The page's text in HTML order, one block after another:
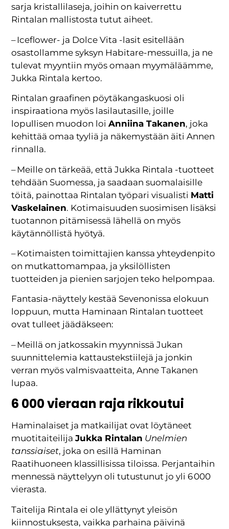
sarja kristallilaseja, joihin on kaiverrettu
Rintalan mallistosta tutut aiheet.
– Iceflower- ja Dolce Vita -lasit esitellään
osastollamme syksyn Habitare-messuilla, ja ne
tulevat myyntiin myös omaan myymäläämme,
Jukka Rintala kertoo.
Rintalan graafinen pöytäkangaskuosi oli
inspiraationa myös lasilautasille, joille
lopullisen muodon loiAnniina Takanen, joka
kehittää omaa tyyliä ja näkemystään äiti Annen
rinnalla.
– Meille on tärkeää, että Jukka Rintala -tuotteet
tehdään Suomessa, ja saadaan suomalaisille
töitä, painottaa Rintalan työpari visualisti Matti
Vaskelainen. Kotimaisuuden suosimisen lisäksi
tuotannon pitämisessä lähellä on myös
käytännöllistä hyötyä.
– Kotimaisten toimittajien kanssa yhteydenpito
on mutkattomampaa, ja yksilöllisten
tuotteiden ja pienien sarjojen teko helpompaa.
Fantasia-näyttely kestää Sevenonissa elokuun
loppuun, mutta Haminaan Rintalan tuotteet
ovat tulleet jäädäkseen:
– Meillä on jatkossakin myynnissä Jukan
suunnittelemia kattaustekstiilejä ja jonkin
verran myös valmisvaatteita, Anne Takanen
lupaa.
6 000 vieraan raja rikkoutui
Haminalaiset ja matkailijat ovat löytäneet
muotitaiteilijaJukka Rintalan Unelmien
tanssiaiset, joka on esillä Haminan
Raatihuoneen klassillisissa tiloissa. Perjantaihin
mennessä näyttelyyn oli tutustunut jo yli 6 000
vierasta.
Taitelija Rintala ei ole yllättynyt yleisön
kiinnostuksesta, vaikka parhaina päivinä